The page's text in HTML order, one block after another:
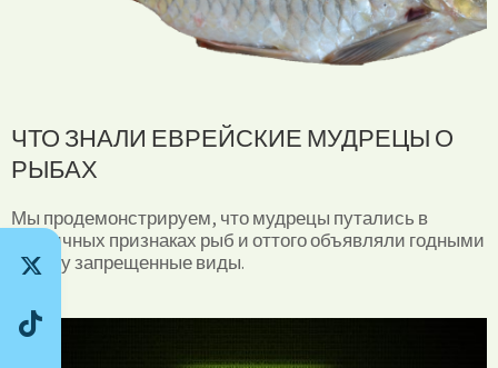
ЧТО ЗНАЛИ ЕВРЕЙСКИЕ МУДРЕЦЫ О
РЫБАХ
Мы продемонстрируем, что мудрецы путались в
различных признаках рыб и оттого объявляли годными
в пищу запрещенные виды.